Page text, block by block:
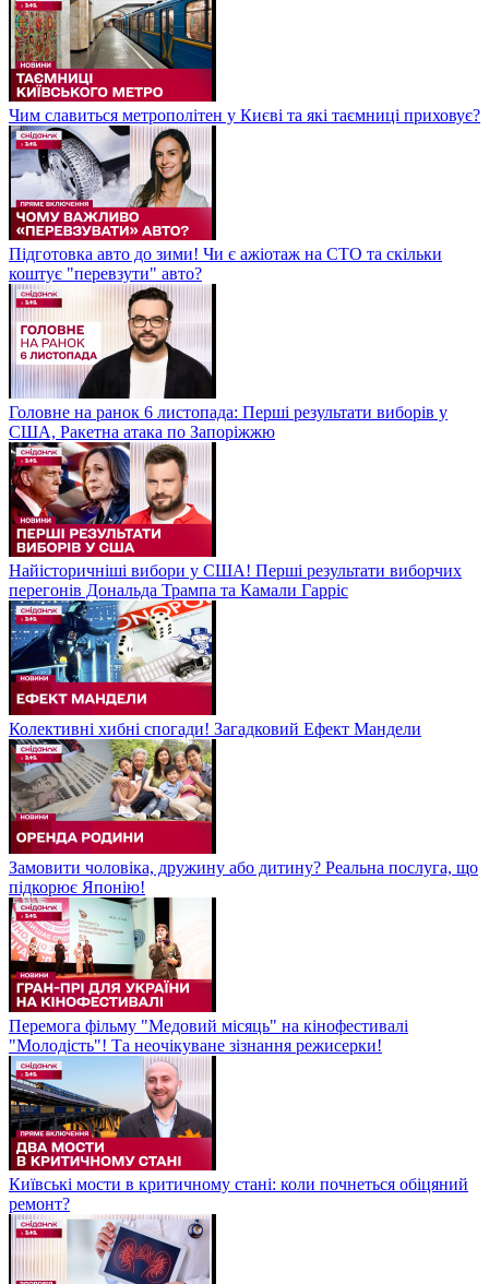
Чим славиться метрополітен у Києві та які таємниці приховує?
Підготовка авто до зими! Чи є ажіотаж на СТО та скільки
коштує "перевзути" авто?
Головне на ранок 6 листопада: Перші результати виборів у
США, Ракетна атака по Запоріжжю
Найісторичніші вибори у США! Перші результати виборчих
перегонів Дональда Трампа та Камали Гарріс
Колективні хибні спогади! Загадковий Ефект Мандели
Замовити чоловіка, дружину або дитину? Реальна послуга, що
підкорює Японію!
Перемога фільму "Медовий місяць" на кінофестивалі
"Молодість"! Та неочікуване зізнання режисерки!
Київські мости в критичному стані: коли почнеться обіцяний
ремонт?